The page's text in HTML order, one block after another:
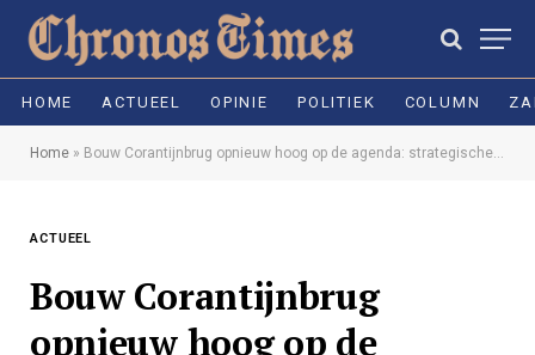
HOME ACTUEEL OPINIE POLITIEK COLUMN
Home » Bouw Corantijnbrug opnieuw hoog op de agenda: strategische verbinding tussen Suriname en Guyana
ACTUEEL
Bouw Corantijnbrug
opnieuw hoog op de